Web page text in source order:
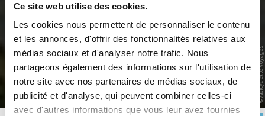
Ce site web utilise des cookies.
Les cookies nous permettent de personnaliser le contenu
et les annonces, d'offrir des fonctionnalités relatives aux
médias sociaux et d'analyser notre trafic. Nous
partageons également des informations sur l'utilisation de
notre site avec nos partenaires de médias sociaux, de
publicité et d'analyse, qui peuvent combiner celles-ci
avec d'autres informations que vous leur avez fournies
LA BRETAGNE DE PORT EN PORT 4 -
DE BREST À QUIMPER
Les plus beaux ports bretons du bout du monde à vélo © Abicyclette Voyages
Accueil>Voyages à vélo en France et en Europe>France > Bretagne>La Bretagne de port en
port 4 - de Brest à Quimper